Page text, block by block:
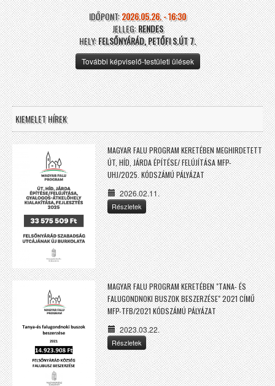
IDŐPONT:2026.05.26. - 16:30
JELLEG:RENDES
HELY:FELSŐNYÁRÁD, PETŐFI S.ÚT 7.
További képviselő-testületi ülések
KIEMELET HÍREK
MAGYAR FALU PROGRAM KERETÉBEN MEGHIRDETETT
ÚT, HÍD, JÁRDA ÉPÍTÉSE/ FELÚJÍTÁSA MFP-
UHJ/2025. KÓDSZÁMÚ PÁLYÁZAT
2026.02.11.
Részletek
MAGYAR FALU PROGRAM KERETÉBEN "TANA- ÉS
FALUGONDNOKI BUSZOK BESZERZÉSE" 2021 CÍMŰ
MFP-TFB/2021 KÓDSZÁMÚ PÁLYÁZAT
2023.03.22.
Részletek